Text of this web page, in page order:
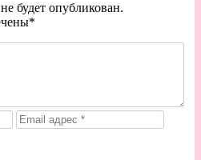
будет опубликован.
*